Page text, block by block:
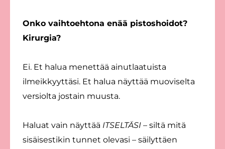
Onko vaihtoehtona enää pistoshoidot?
Kirurgia?
Ei. Et halua menettää ainutlaatuista
ilmeikkyyttäsi. Et halua näyttää muoviselta
versiolta jostain muusta.
Haluat vain näyttää ITSELTÄSI – siltä mitä
sisäisestikin tunnet olevasi – säilyttäen